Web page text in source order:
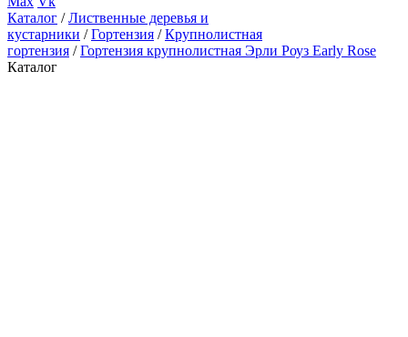
Каталог /Лиственные деревья и
кустарники /Гортензия /Крупнолистная
гортензия /Гортензия крупнолистная Эрли Роуз Early Rose
Каталог